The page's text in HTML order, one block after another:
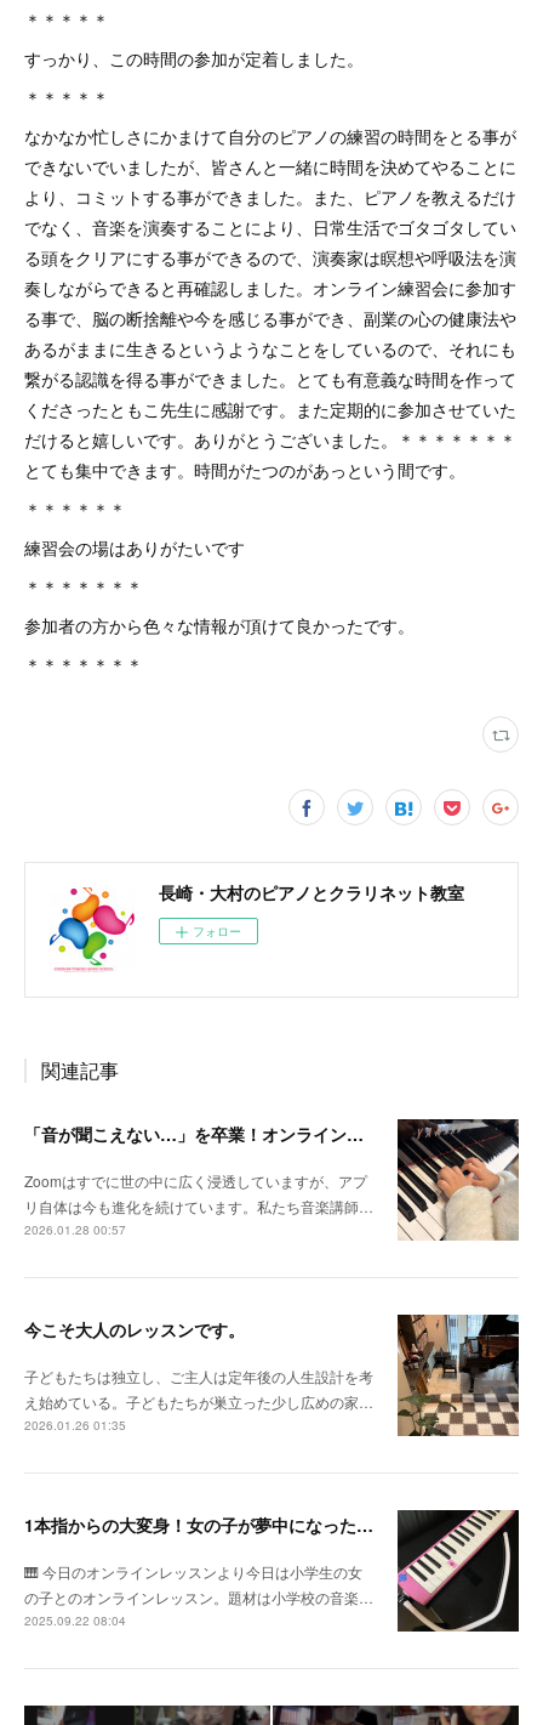
＊＊＊＊＊
すっかり、この時間の参加が定着しました。
＊＊＊＊＊
なかなか忙しさにかまけて自分のピアノの練習の時間をとる事が
できないでいましたが、皆さんと一緒に時間を決めてやることに
より、コミットする事ができました。また、ピアノを教えるだけ
でなく、音楽を演奏することにより、日常生活でゴタゴタしてい
る頭をクリアにする事ができるので、演奏家は瞑想や呼吸法を演
奏しながらできると再確認しました。オンライン練習会に参加す
る事で、脳の断捨離や今を感じる事ができ、副業の心の健康法や
あるがままに生きるというようなことをしているので、それにも
繋がる認識を得る事ができました。とても有意義な時間を作って
くださったともこ先生に感謝です。また定期的に参加させていた
だけると嬉しいです。ありがとうございました。＊＊＊＊＊＊＊
とても集中できます。時間がたつのがあっという間です。
＊＊＊＊＊＊
練習会の場はありがたいです
＊＊＊＊＊＊＊
参加者の方から色々な情報が頂けて良かったです。
＊＊＊＊＊＊＊
長崎・大村のピアノとクラリネット教室
フォロー
関連記事
「音が聞こえない…」を卒業！オンライン音楽レッスンで“必ず音を届ける”Zoom設定のコツ
Zoomはすでに世の中に広く浸透していますが、アプ
リ自体は今も進化を続けています。私たち音楽講師…
2026.01.28 00:57
今こそ大人のレッスンです。
子どもたちは独立し、ご主人は定年後の人生設計を考
え始めている。子どもたちが巣立った少し広めの家…
2026.01.26 01:35
1本指からの大変身！女の子が夢中になった“山のポルカ”鍵盤ハーモニカレッスン
🎹 今日のオンラインレッスンより今日は小学生の女
の子とのオンラインレッスン。題材は小学校の音楽…
2025.09.22 08:04